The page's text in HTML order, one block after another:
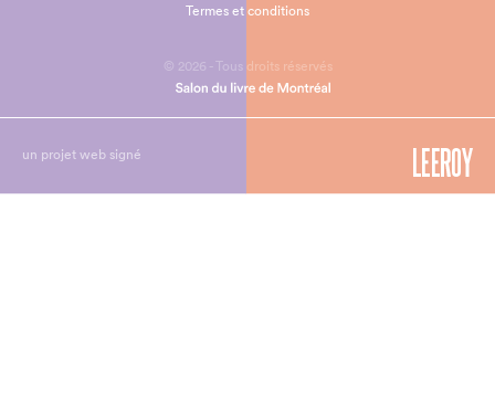
© 2026 - Tous droits réservés
Termes et conditions
un projet web signé